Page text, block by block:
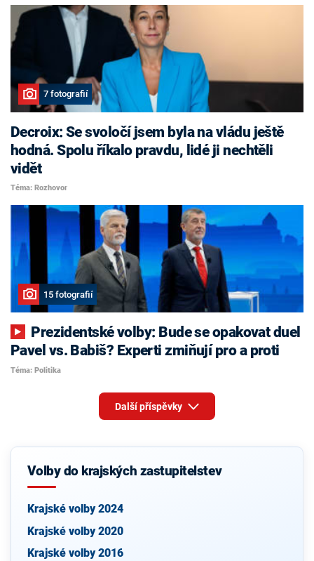
7 fotografií
Decroix: Se svoločí jsem byla na vládu ještě
hodná. Spolu říkalo pravdu, lidé ji nechtěli
vidět
Téma: Rozhovor
15 fotografií
Pavel vs. Babiš? Experti zmiňují pro a proti
Téma: Politika
Další příspěvky
Volby do krajských zastupitelstev
Krajské volby 2024
Krajské volby 2020
Krajské volby 2016